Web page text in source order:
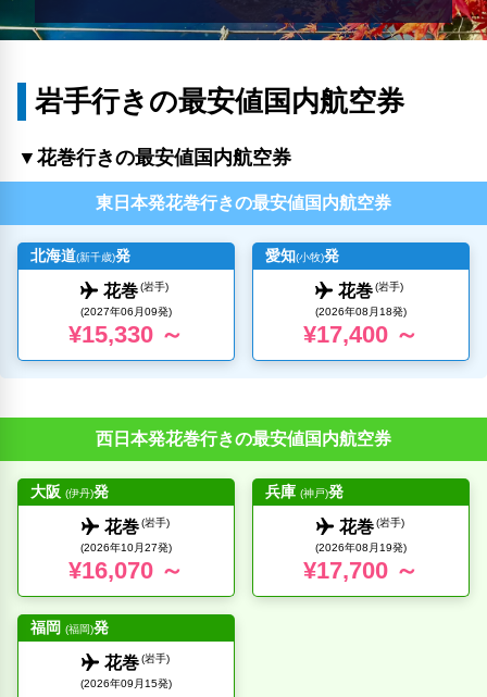
岩手行きの最安値国内航空券
▼花巻行きの最安値国内航空券
東日本発花巻行きの最安値国内航空券
北海道(新千歳)発
花巻 (岩手)
(2027年06月09発)
¥15,330 ～
愛知(小牧)発
花巻 (岩手)
(2026年08月18発)
¥17,400 ～
西日本発花巻行きの最安値国内航空券
大阪 (伊丹)発
花巻 (岩手)
(2026年10月27発)
¥16,070 ～
兵庫 (神戸)発
花巻 (岩手)
(2026年08月19発)
¥17,700 ～
福岡 (福岡)発
花巻 (岩手)
(2026年09月15発)